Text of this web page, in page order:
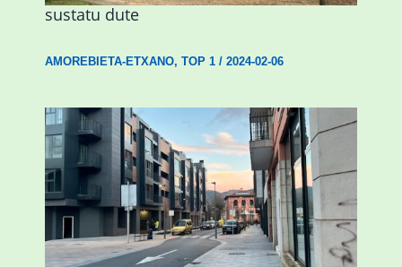
sustatu dute
AMOREBIETA-ETXANO, TOP 1/ 2024-02-06
Udal etxebizitza tasatuei buruzko lehen